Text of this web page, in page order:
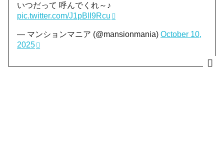
いつだって 呼んでくれ～♪
pic.twitter.com/J1pBlI9Rcu
— マンションマニア (@mansionmania)October 10,
2025